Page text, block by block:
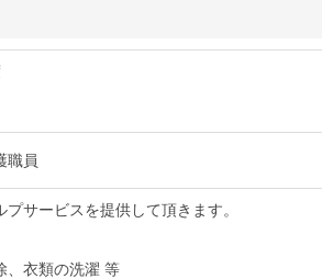
職員
サービスを提供して頂きます。
、衣類の洗濯 等